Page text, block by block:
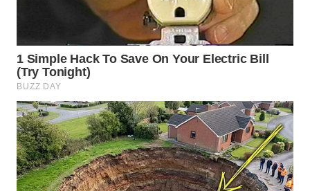
WN
SUBANG
SUKABUMI
WN
PURWAKARTA